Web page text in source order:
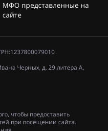
МФО представленные на
сайте
Черных, д. 29 литера А,
чтобы предоставить
при посещении сайта.